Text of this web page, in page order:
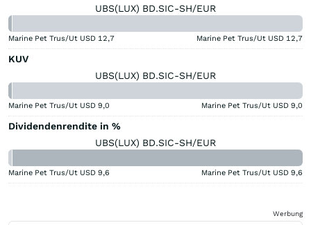
UBS(LUX) BD.SIC-SH/EUR
Marine Pet Trus/Ut USD 12,7 Marine Pet Trus/Ut USD 12,7
KUV
UBS(LUX) BD.SIC-SH/EUR
Marine Pet Trus/Ut USD 9,0 Marine Pet Trus/Ut USD 9,0
Dividendenrendite in %
UBS(LUX) BD.SIC-SH/EUR
Marine Pet Trus/Ut USD 9,6 Marine Pet Trus/Ut USD 9,6
Werbung